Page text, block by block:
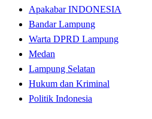
Apakabar INDONESIA
Bandar Lampung
Warta DPRD Lampung
Medan
Lampung Selatan
Hukum dan Kriminal
Politik Indonesia